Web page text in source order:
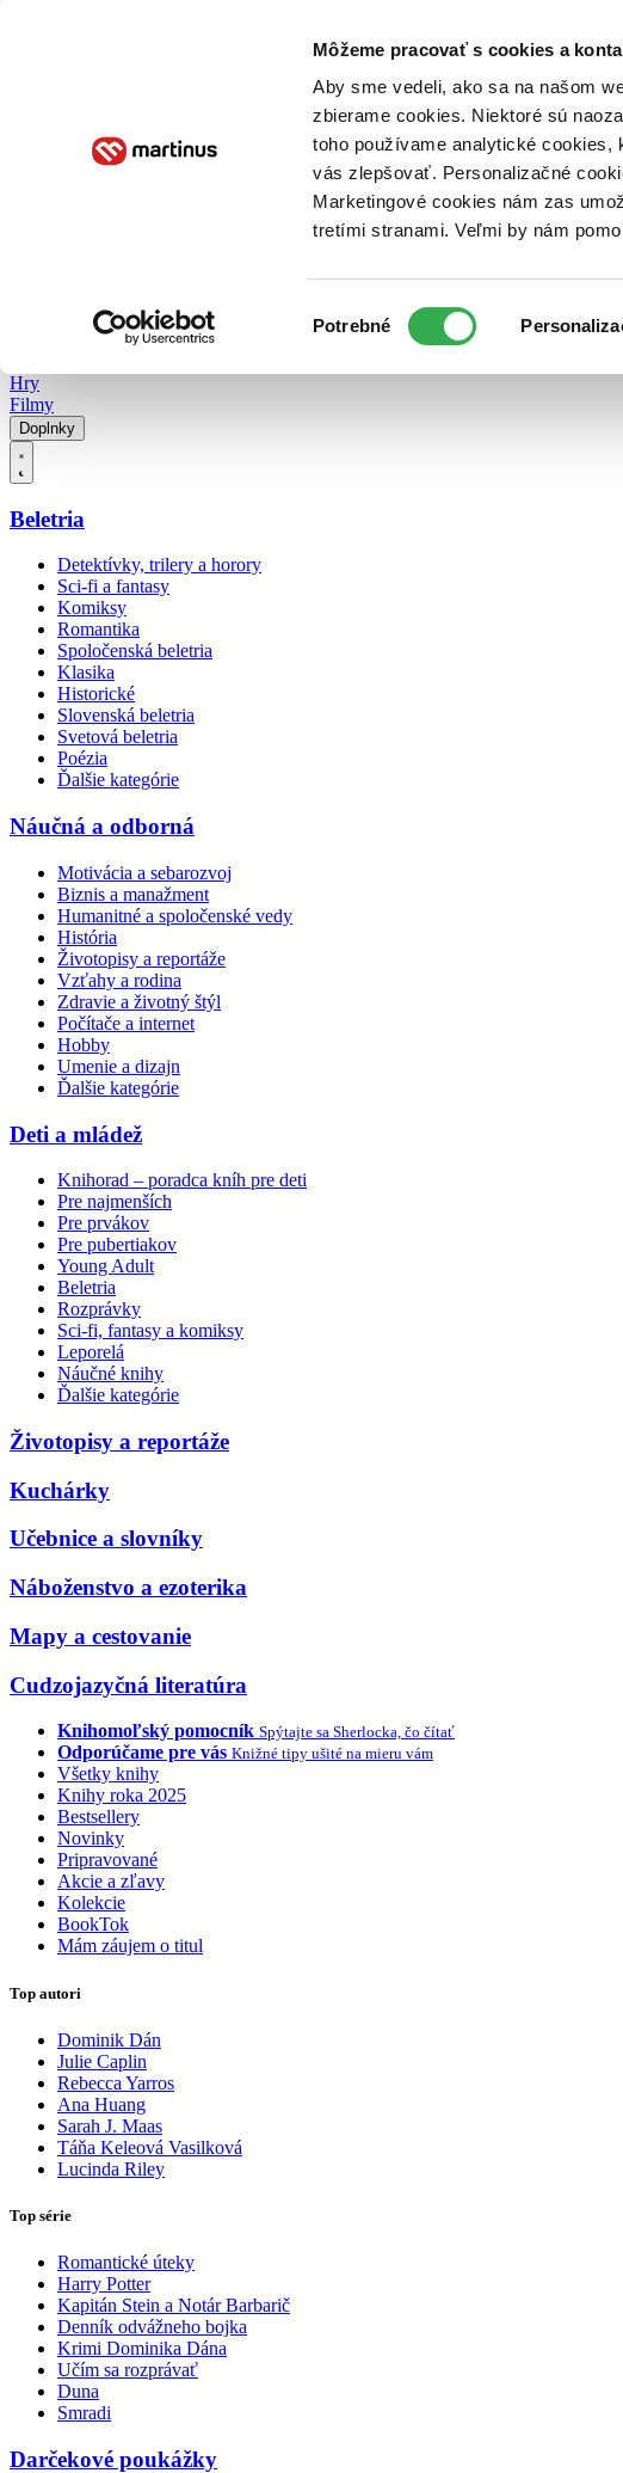
Môžeme pracovať s cookies a
Aby sme vedeli, ako sa na našom
zbierame cookies. Niektoré sú
toho používame analytické cookies,
vás zlepšovať. Personalizačné
Marketingové cookies nám zas
tretími stranami. Veľmi by nám
súhlasu
Potrebné
Poukážky Kontakt
Hry
Filmy
Doplnky
Beletria
Detektívky, trilery a horory
Sci-fi a fantasy
Komiksy
Romantika
Spoločenská beletria
Klasika
Historické
Slovenská beletria
Svetová beletria
Poézia
Ďalšie kategórie
Náučná a odborná
Motivácia a sebarozvoj
Biznis a manažment
Humanitné a spoločenské vedy
História
Životopisy a reportáže
Vzťahy a rodina
Zdravie a životný štýl
Počítače a internet
Hobby
Umenie a dizajn
Ďalšie kategórie
Deti a mládež
Knihorad – poradca kníh pre deti
Pre najmenších
Pre prvákov
Pre pubertiakov
Young Adult
Beletria
Rozprávky
Sci-fi, fantasy a komiksy
Leporelá
Náučné knihy
Ďalšie kategórie
Životopisy a reportáže
Kuchárky
Učebnice a slovníky
Náboženstvo a ezoterika
Mapy a cestovanie
Cudzojazyčná literatúra
Knihomoľský pomocník Spýtajte sa Sherlocka, čo čítať
Odporúčame pre vás Knižné tipy ušité na mieru vám
Všetky knihy
Knihy roka 2025
Bestsellery
Novinky
Pripravované
Akcie a zľavy
Kolekcie
BookTok
Mám záujem o titul
Top autori
Dominik Dán
Julie Caplin
Rebecca Yarros
Ana Huang
Sarah J. Maas
Táňa Keleová Vasilková
Lucinda Riley
Top série
Romantické úteky
Harry Potter
Kapitán Stein a Notár Barbarič
Denník odvážneho bojka
Krimi Dominika Dána
Učím sa rozprávať
Duna
Smradi
Darčekové poukážky